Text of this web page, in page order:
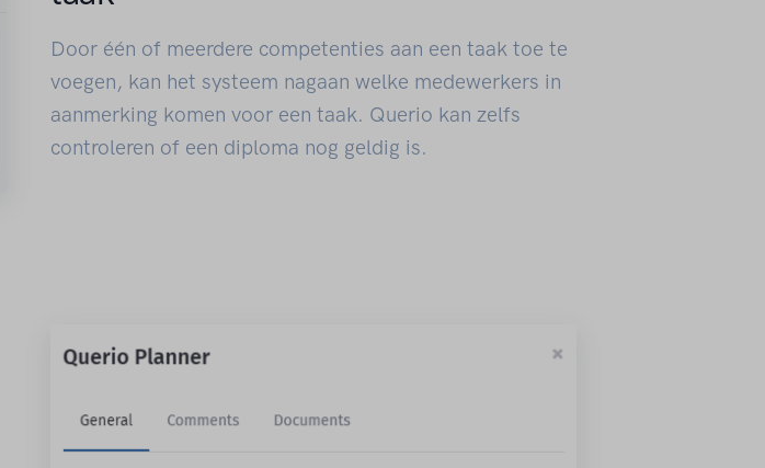
Door één of meerdere competenties aan een taak toe te
voegen, kan het systeem nagaan welke medewerkers in
aanmerking komen voor een taak. Querio kan zelfs
controleren of een diploma nog geldig is.